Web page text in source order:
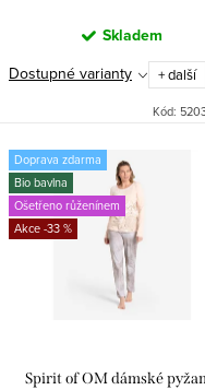
Skladem
Dostupné varianty + další
Kód:
Doprava zdarma
Bio bavlna
Ošetřeno růženínem
-33 %
Spirit of OM dámské